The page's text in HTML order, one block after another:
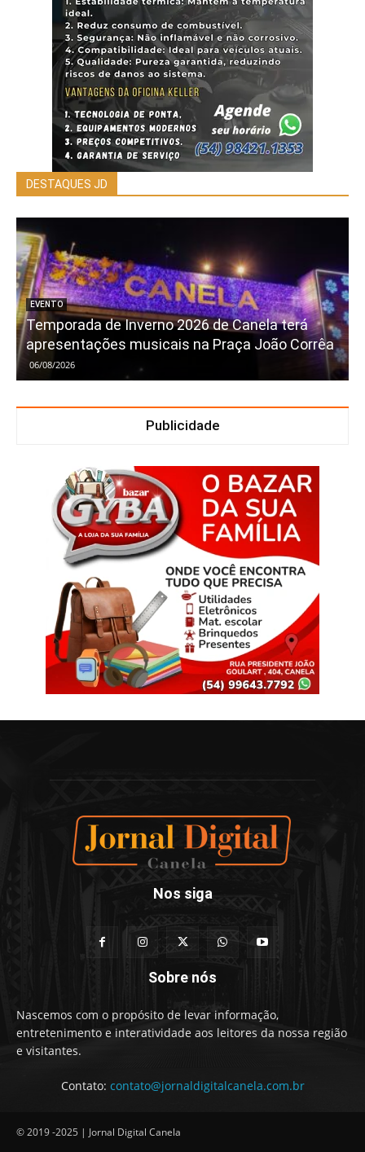
DESTAQUES JD
EVENTO
Temporada de Inverno 2026 de Canela terá
apresentações musicais na Praça João Corrêa
06/08/2026
Publicidade
Nos siga
Sobre nós
Nascemos com o propósito de levar informação,
entretenimento e interatividade aos leitores da nossa região
e visitantes.
Contato: contato@jornaldigitalcanela.com.br
© 2019 -2025 | Jornal Digital Canela